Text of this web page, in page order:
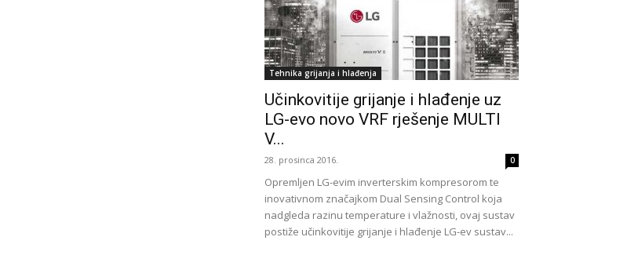
Tehnika grijanja i hlađenja
Učinkovitije grijanje i hlađenje uz
LG-evo novo VRF rješenje MULTI
V...
28. prosinca 2016. 0
Opremljen LG-evim inverterskim kompresorom te
inovativnom značajkom Dual Sensing Control koja
nadgleda razinu temperature i vlažnosti, ovaj sustav
postiže učinkovitije grijanje i hlađenje LG-ev sustav...